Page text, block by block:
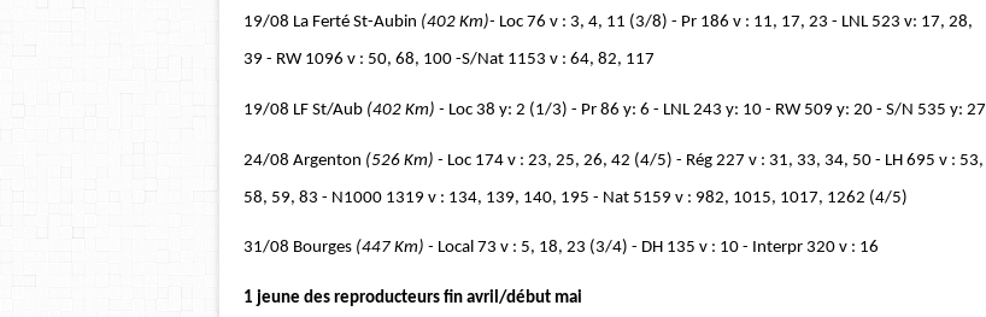
19/08 La Ferté St-Aubin (402 Km)- Loc 76 v : 3, 4, 11 (3/8) - Pr 186 v : 11, 17, 23 - LNL 523 v: 17, 28,
39 - RW 1096 v : 50, 68, 100 -S/Nat 1153 v : 64, 82, 117
19/08 LF St/Aub (402 Km) - Loc 38 y: 2 (1/3) - Pr 86 y: 6 - LNL 243 y: 10 - RW 509 y: 20 - S/N 535 y: 27
24/08 Argenton (526 Km) - Loc 174 v : 23, 25, 26, 42 (4/5) - Rég 227 v : 31, 33, 34, 50 - LH 695 v : 53,
58, 59, 83 - N1000 1319 v : 134, 139, 140, 195 - Nat 5159 v : 982, 1015, 1017, 1262 (4/5)
31/08 Bourges (447 Km) - Local 73 v : 5, 18, 23 (3/4) - DH 135 v : 10 - Interpr 320 v : 16
1 jeune des reproducteurs fin avril/début mai